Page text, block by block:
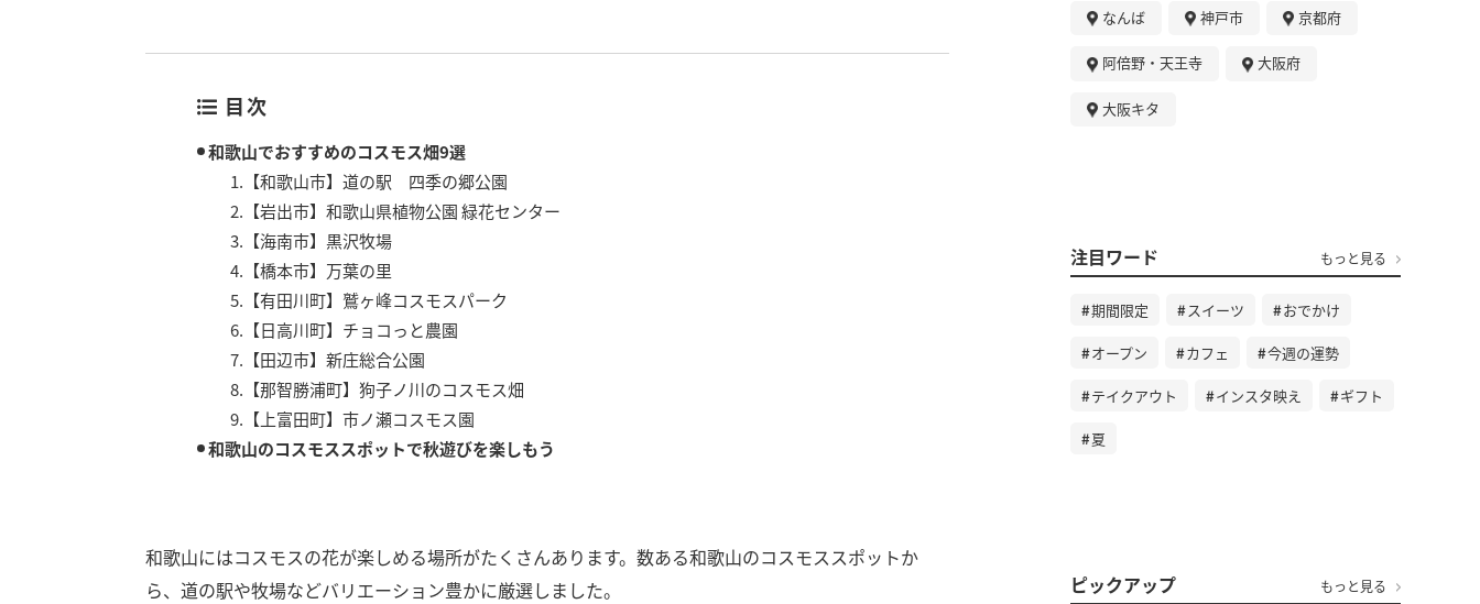
目次
和歌山でおすすめのコスモス畑9選
1.【和歌山市】道の駅 四季の郷公園
2.【岩出市】和歌山県植物公園 緑花センター
3.【海南市】黒沢牧場
4.【橋本市】万葉の里
5.【有田川町】鷲ヶ峰コスモスパーク
6.【日高川町】チョコっと農園
7.【田辺市】新庄総合公園
8.【那智勝浦町】狗子ノ川のコスモス畑
9.【上富田町】市ノ瀬コスモス園
和歌山のコスモススポットで秋遊びを楽しもう
和歌山にはコスモスの花が楽しめる場所がたくさんあります。数ある和歌山のコスモススポットか
ら、道の駅や牧場などバリエーション豊かに厳選しました。
なんば 神戸市 京都府
阿倍野・天王寺 大阪府
大阪キタ
注目ワード もっと見る
期間限定 スイーツ おでかけ
オープン カフェ 今週の運勢
テイクアウト インスタ映え ギフト
夏
ピックアップ もっと見る